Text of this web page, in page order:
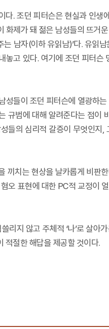
. 조던 피터슨은 현실과 인생
가 돼 젊은 남성들의 뜨거
남자(이하 유읽남)’다. 유읽
고 있다. 여기에 조던 피터
성들이 조던 피터슨에 열광
범에 대해 알려준다는 점이
의 심리적 갈증이 무엇인지
치는 현상을 날카롭게 비판
표현에 대한 PC적 교정이
지 않고 주체적 ‘나’로 살아
적절한 해답을 제공할 것이다.